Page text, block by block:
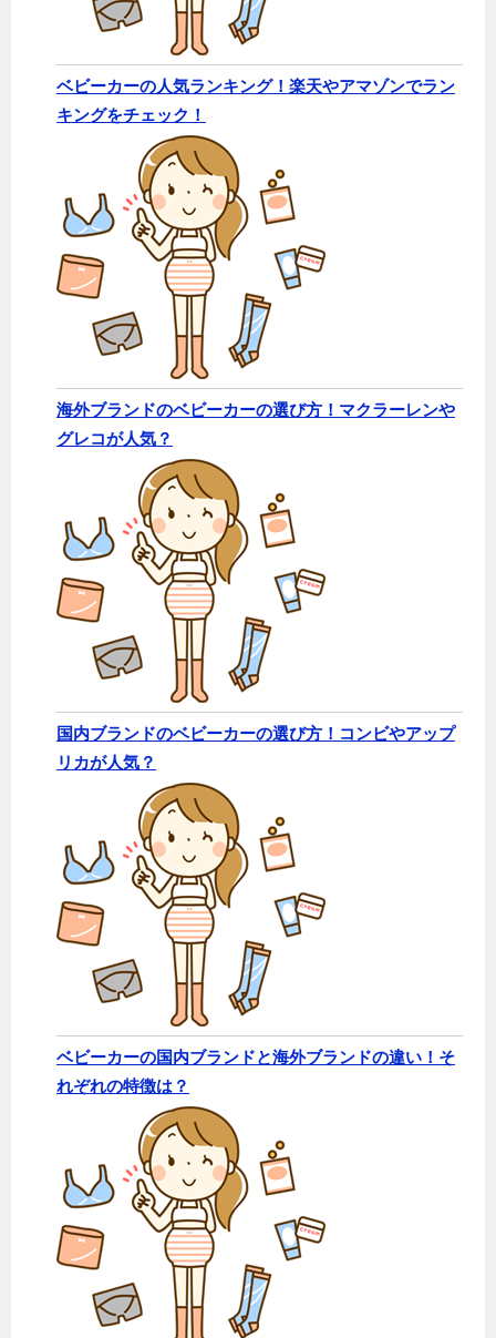
ベビーカーの人気ランキング！楽天やアマゾンでラン
キングをチェック！
海外ブランドのベビーカーの選び方！マクラーレンや
グレコが人気？
国内ブランドのベビーカーの選び方！コンビやアップ
リカが人気？
ベビーカーの国内ブランドと海外ブランドの違い！そ
れぞれの特徴は？